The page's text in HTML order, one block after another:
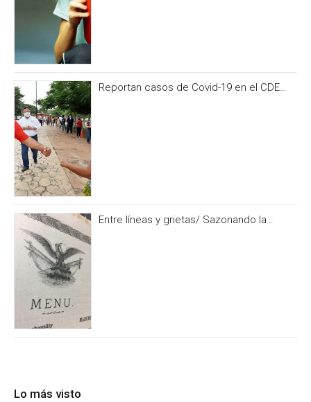
Reportan casos de Covid-19 en el CDE
Entre líneas y grietas/ Sazonando la
Lo más visto